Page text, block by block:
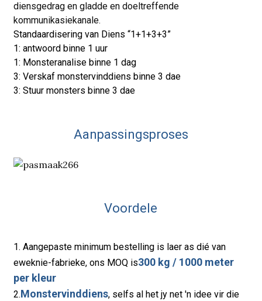
diensgedrag en gladde en doeltreffende
kommunikasiekanale.
Standaardisering van Diens “1+1+3+3”
1: antwoord binne 1 uur
1: Monsteranalise binne 1 dag
3: Verskaf monstervinddiens binne 3 dae
3: Stuur monsters binne 3 dae
Aanpassingsproses
Voordele
1. Aangepaste minimum bestelling is laer as dié van
eweknie-fabrieke, ons MOQ is300 kg / 1000 meter
per kleur
2.Monstervinddiens, selfs al het jy net 'n idee vir die